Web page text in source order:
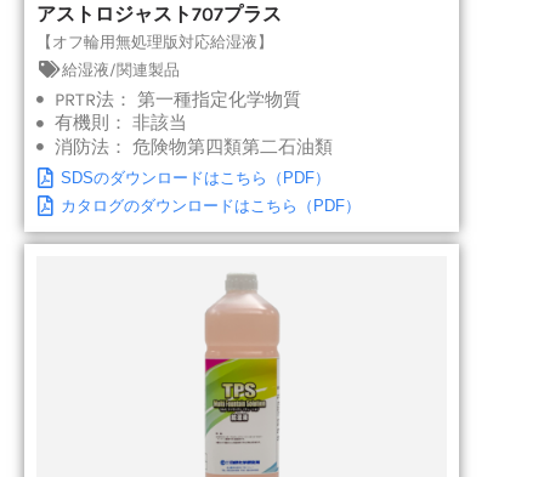
アストロジャスト707プラス
【オフ輪用無処理版対応給湿液】
給湿液/関連製品
PRTR法： 第一種指定化学物質
有機則： 非該当
消防法： 危険物第四類第二石油類
SDSのダウンロードはこちら（PDF）
カタログのダウンロードはこちら（PDF）